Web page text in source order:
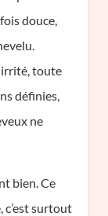
douce,
irrité, toute
définies,
ne
bien. Ce
surtout